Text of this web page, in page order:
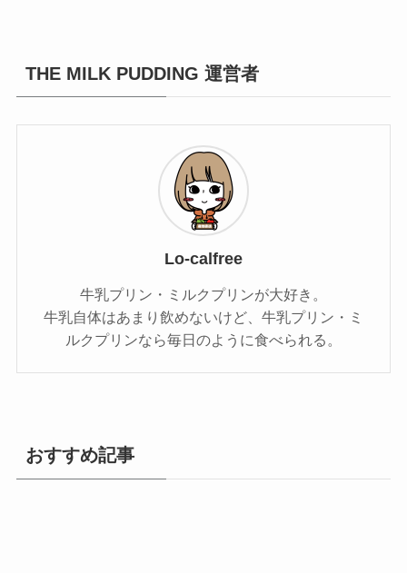
THE MILK PUDDING 運営者
Lo-calfree
牛乳プリン・ミルクプリンが大好き。
牛乳自体はあまり飲めないけど、牛乳プリン・ミ
ルクプリンなら毎日のように食べられる。
おすすめ記事